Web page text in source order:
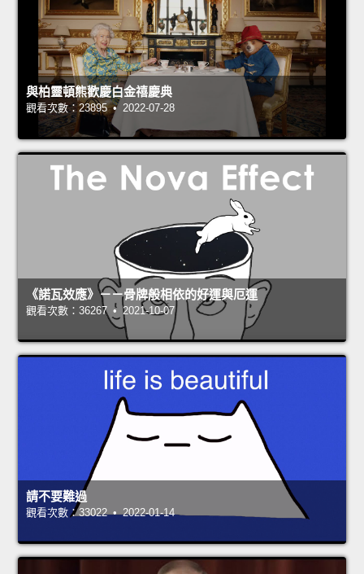
與柏靈頓熊歡慶白金禧慶典
觀看次數：23895 • 2022-07-28
《諾瓦效應》－－骨牌般相依的好運與厄運
觀看次數：36267 • 2021-10-07
請不要難過
觀看次數：33022 • 2022-01-14